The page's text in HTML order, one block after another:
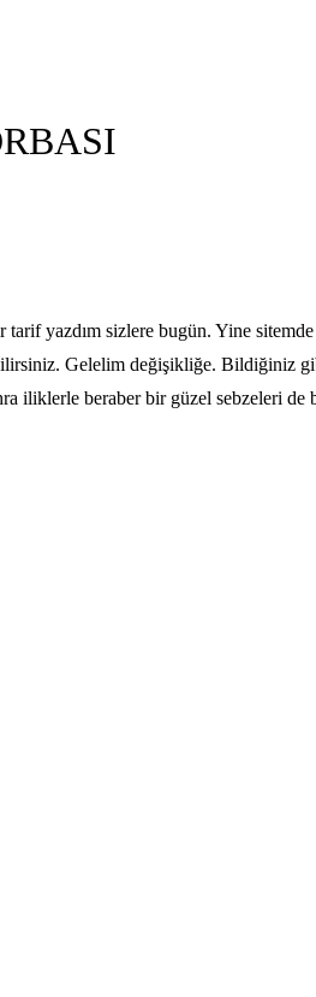
tarif yazdım sizlere bugün. Yine
Gelelim değişikliğe. Bildiğiniz
iliklerle beraber bir güzel sebzeleri